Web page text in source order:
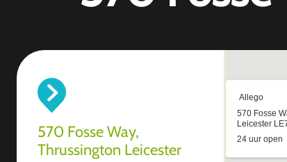
570 Fosse Way,
Thrussington Leicester